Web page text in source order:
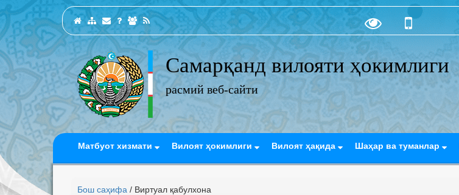
Самарқанд вилояти ҳокимлиги
расмий веб-сайти
Матбуот хизмати Вилоят ҳокимлиги Вилоят ҳақида Шаҳар ва туманлар
Бош саҳифа / Виртуал қабулхона